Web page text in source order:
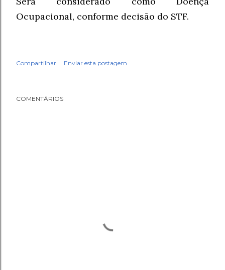
Ocupacional, conforme decisão do STF.
Compartilhar Enviar esta postagem
COMENTÁRIOS